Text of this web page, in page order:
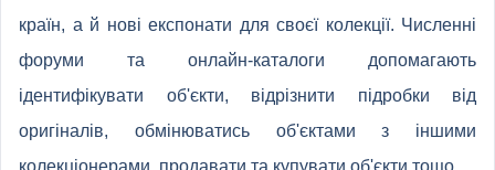
країн, а й нові експонати для своєї колекції. Численні
форуми та онлайн-каталоги допомагають
ідентифікувати об'єкти, відрізнити підробки від
оригіналів, обмінюватись об'єктами з іншими
колекціонерами, продавати та купувати об'єкти тощо.